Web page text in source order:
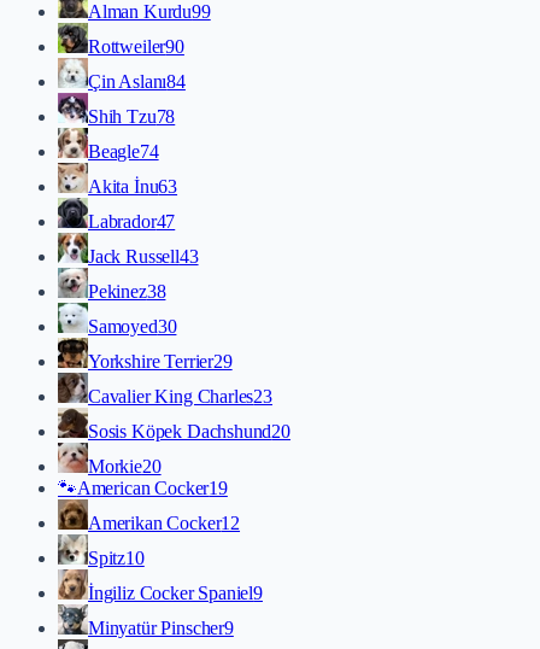
Alman Kurdu99
Rottweiler90
Çin Aslanı84
Shih Tzu78
Beagle74
Akita İnu63
Labrador47
Jack Russell43
Pekinez38
Samoyed30
Yorkshire Terrier29
Cavalier King Charles23
Sosis Köpek Dachshund20
Morkie20
🐾American Cocker19
Amerikan Cocker12
Spitz10
İngiliz Cocker Spaniel9
Minyatür Pinscher9